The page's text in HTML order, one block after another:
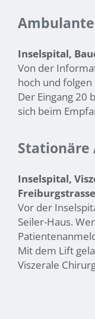
Inselspital,
Von der
hoch und folgen
Der Eingang 20
sich beim
Inselspital,
Vor der
Seiler-Haus.
Mit dem Lift
Viszerale